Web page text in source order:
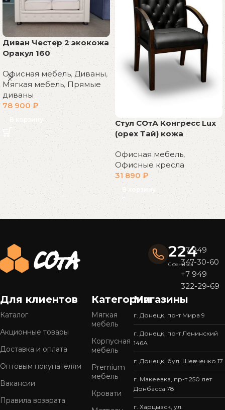
Диван Честер 2 экокожа
Оракул 160
Офисная мебель, Диваны,
Мягкая мебель,Прямые
диваны
78 900₽
В корзину
Стул СОтА Конгресс Lux
(орех Тай) кожа
Офисная мебель,
Офисные кресла
31 890₽
В корзину
Read More
224
С Феникса
+7 949
347-30-60
+7 949
322-29-69
Для клиентов
Каталог
Акционные товары
Доставка и оплата
Оптовым покупателям
Вакансии
Правила возврата
Категории
Мягкая
мебель
Корпусная
мебель
Premium
мебель
Кровати
Магазины
г. Донецк, пр-т Мира 9
г. Донецк, пр-т Ленинский
146А
г. Донецк, бул. Шевченко 17
г. Макеевка, пр-т 250 лет
Донбасса 78
г. Харцызск, ул.